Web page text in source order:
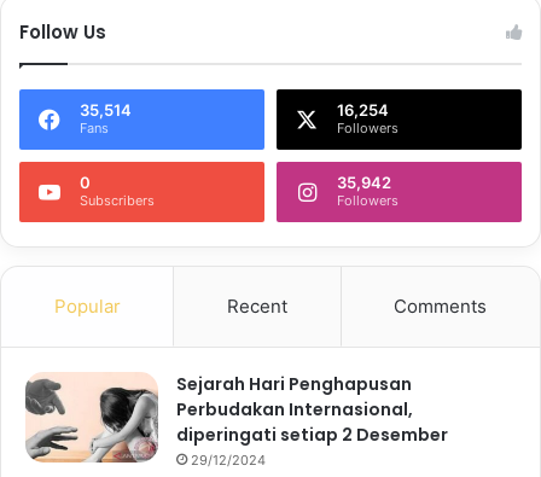
Follow Us
35,514
Fans
16,254
Followers
0
Subscribers
35,942
Followers
Popular Recent Comments
Sejarah Hari Penghapusan
Perbudakan Internasional,
diperingati setiap 2 Desember
29/12/2024